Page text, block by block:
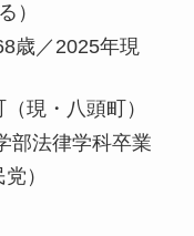
）
歳／2025年現
現・八頭町）
部法律学科卒業
）